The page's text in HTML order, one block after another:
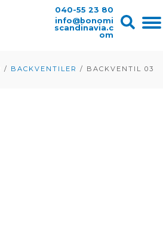
040-55 23 80
info@bonomi
scandinavia.c
om
/ BACKVENTILER / BACKVENTIL 03